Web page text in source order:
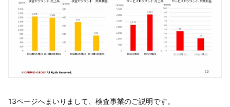
13ページへまいりまして、検査事業のご説明です。